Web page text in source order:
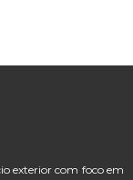
exterior com foco em